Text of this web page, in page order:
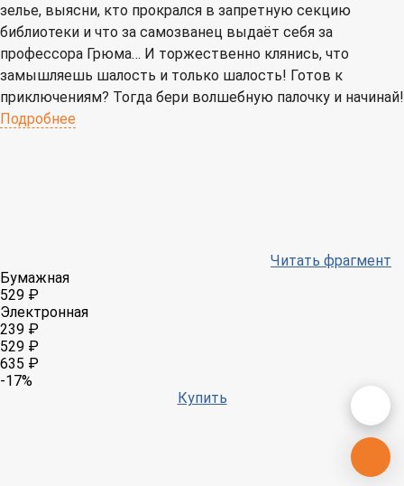
зелье, выясни, кто прокрался в запретную секцию
библиотеки и что за самозванец выдаёт себя за
профессора Грюма… И торжественно клянись, что
замышляешь шалость и только шалость! Готов к
приключениям? Тогда бери волшебную палочку и начинай!
Подробнее
Читать фрагмент
Бумажная
529 ₽
Электронная
239 ₽
529 ₽
635 ₽
-17%
Купить